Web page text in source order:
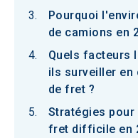
Pourquoi
de camions en
Quels facteurs
ils surveiller en
de fret ?
Stratégies pour
fret difficile en